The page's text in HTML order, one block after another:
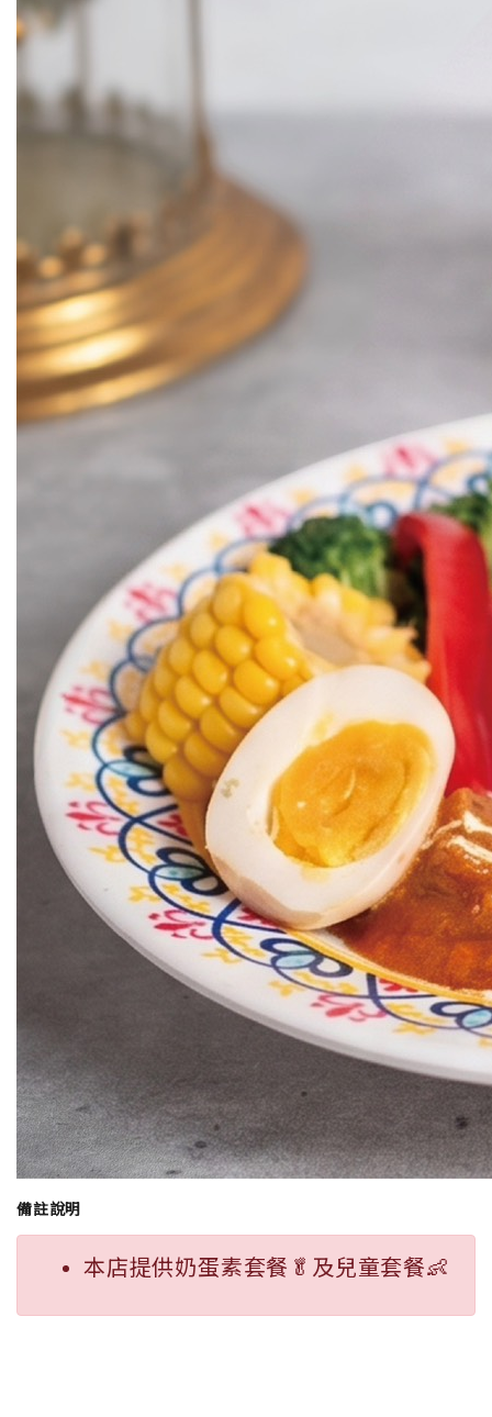
備註說明
本店提供奶蛋素套餐🥬及兒童套餐👶